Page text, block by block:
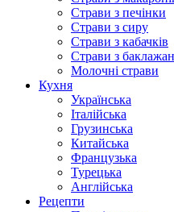
Страви з печінки
Страви з сиру
Страви з кабачків
Страви з
Молочні страви
Кухня
Українська
Італійська
Грузинська
Китайська
Французька
Турецька
Англійська
Рецепти